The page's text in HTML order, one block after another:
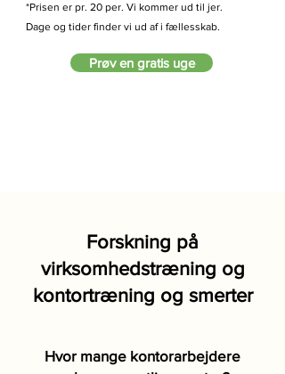
*Prisen er pr. 20 per. Vi kommer ud til jer.
Dage og tider finder vi ud af i fællesskab.
Prøv en gratis uge
Forskning på
virksomhedstræning og
kontortræning og smerter
Hvor mange kontorarbejdere